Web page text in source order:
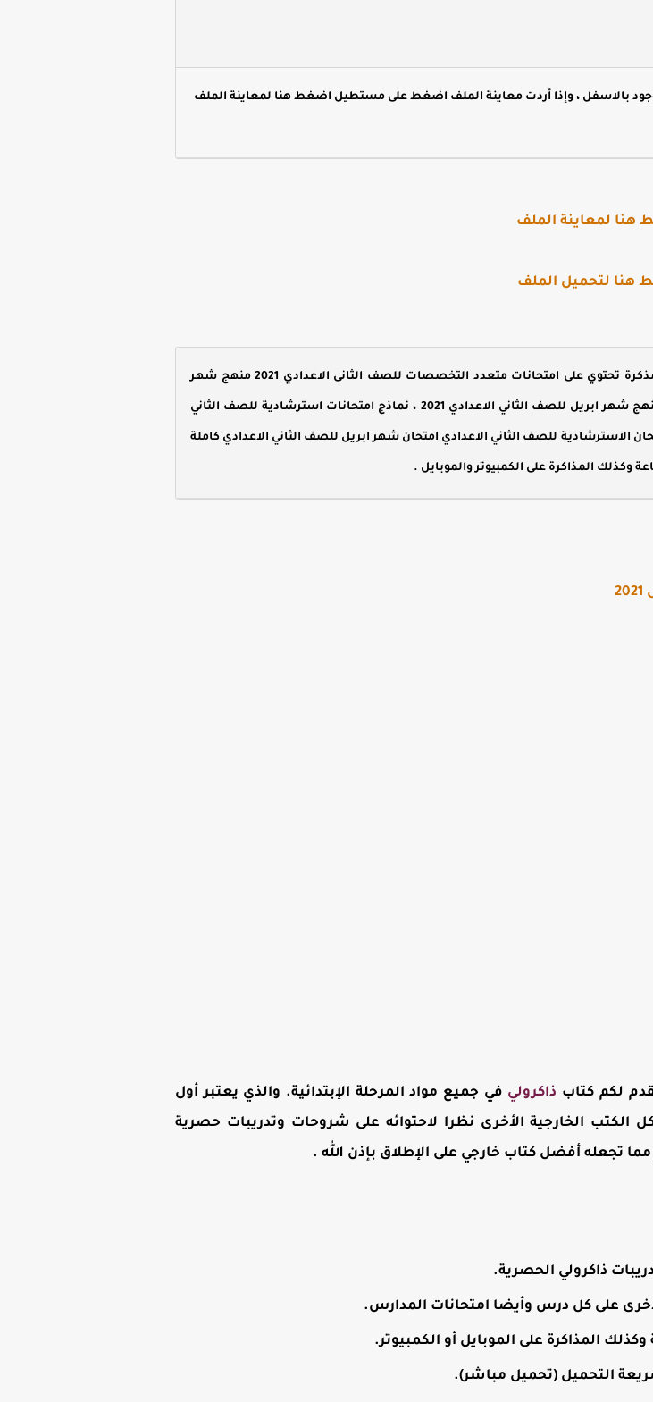
بالاسفل ، وإذا أردت معاينة الملف اضغط على مستطيل اضغط هنا لمعاينة الملف
هنا لمعاينة الملف
هنا لتحميل الملف
نماذج امتحانات شهر ابريل للصف الثاني الاعدادي ، المذكرة تحتوي على امتحانات متعدد التخصصات للصف الثانى الاعدادي 2021 منهج شهر
ابريل للصف الثاني الاعدادي 2021 ، وفقا لخطة توزيع منهج شهر ابريل للصف الثاني الاعدادي 2021 ، نماذج امتحانات استرشادية للصف الثاني
الامتحان الاسترشادية للصف الثاني الاعدادي امتحان شهر ابريل للصف الثاني الاعدادي كاملة
لكم كتاب ذاكرولي في جميع مواد المرحلة الإبتدائية. والذي يعتبر أول
الكتب الخارجية الأخرى نظرا لاحتوائه على شروحات وتدريبات حصرية
أفضل كتاب خارجي على الإطلاق بإذن الله .
ذاكرولي الحصرية.
على كل درس وأيضا امتحانات المدارس.